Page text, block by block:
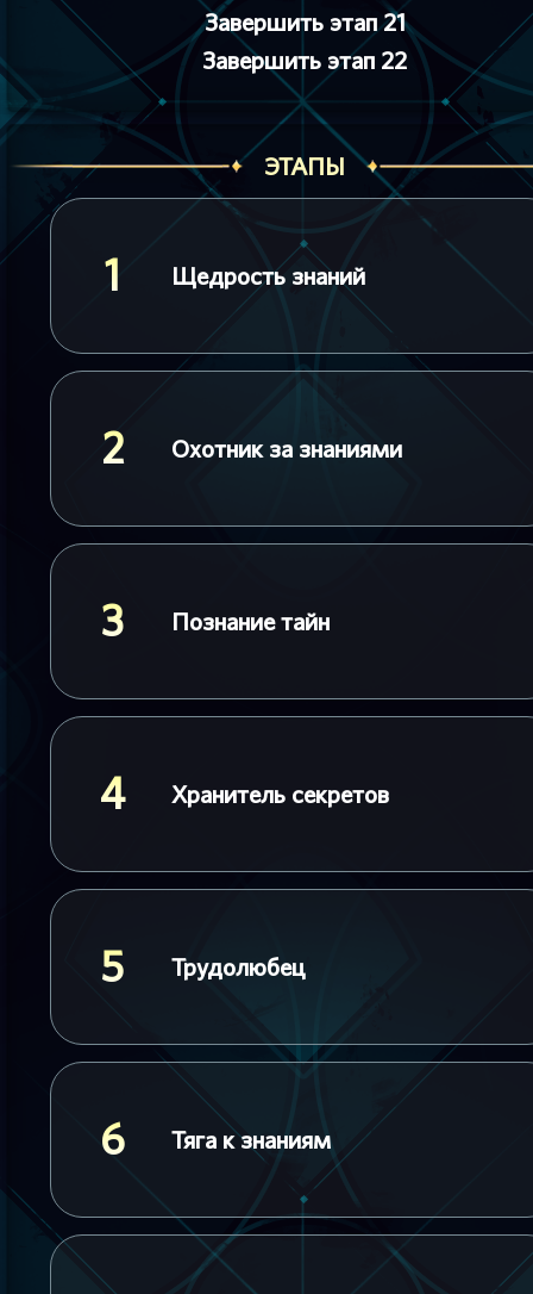
Завершить этап 21
Завершить этап 22
ЭТАПЫ
1 Щедрость знаний
2 Охотник за знаниями
3 Познание тайн
4 Хранитель секретов
5 Трудолюбец
6 Тяга к знаниям